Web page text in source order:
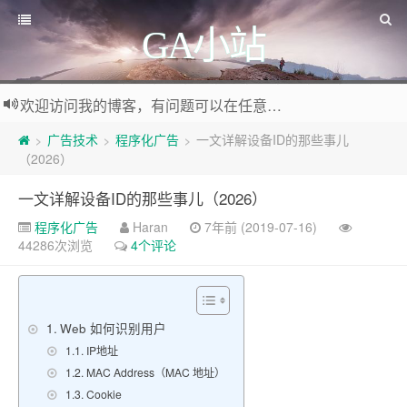
GA小站
欢迎访问我的博客，有问题可以在任意文章底部留言评论
> 广告技术 > 程序化广告 > 一文详解设备ID的那些事儿
（2026）
一文详解设备ID的那些事儿（2026）
程序化广告 Haran
7年前 (2019-07-16)
44286次浏览
4个评论
Web 如何识别用户
IP地址
MAC Address（MAC 地址）
Cookie